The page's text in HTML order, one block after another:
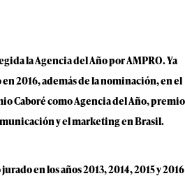
la Agencia del Año por AMPRO. Ya
2016, además de la nominación, en el
Caboré como Agencia del Año, premio
y el marketing en Brasil.
en los años 2013, 2014, 2015 y 2016